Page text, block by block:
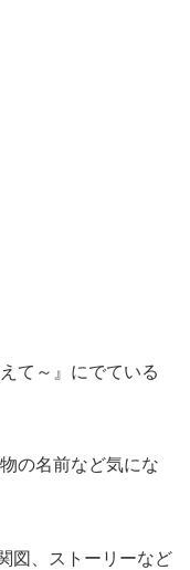
て～』にでている
の名前など気にな
図、ストーリーなど